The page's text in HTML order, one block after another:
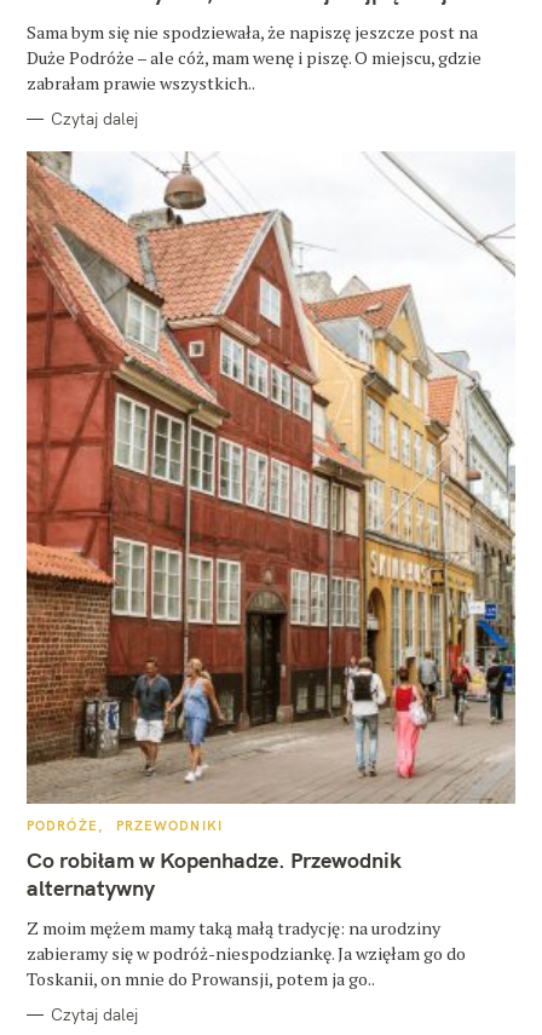
O
R
I
Sama bym się nie spodziewała, że napiszę jeszcze post na
Duże Podróże – ale cóż, mam wenę i piszę. O miejscu, gdzie
zabrałam prawie wszystkich..
Czytaj dalej
K
T
E
G
O
I
PODRÓŻE PRZEWODNIKI
Co robiłam w Kopenhadze. Przewodnik
alternatywny
Z moim mężem mamy taką małą tradycję: na urodziny
zabieramy się w podróż-niespodziankę. Ja wzięłam go do
Toskanii, on mnie do Prowansji, potem ja go..
Czytaj dalej